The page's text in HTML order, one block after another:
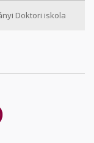
Doktori iskola